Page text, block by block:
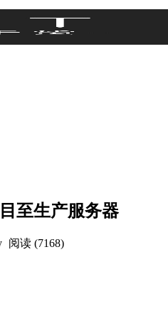
至生产服务器
阅读 (7168)